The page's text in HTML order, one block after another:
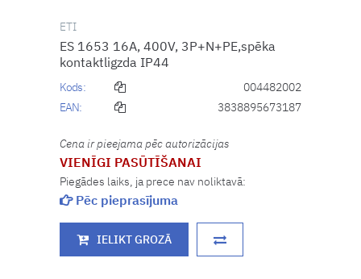
ETI
ES 1653 16A, 400V, 3P+N+PE,spēka
kontaktligzda IP44
Kods:
004482002
EAN:
3838895673187
Cena ir pieejama pēc autorizācijas
VIENĪGI PASŪTĪŠANAI
Piegādes laiks, ja prece nav noliktavā:
Pēc pieprasījuma
IELIKT GROZĀ